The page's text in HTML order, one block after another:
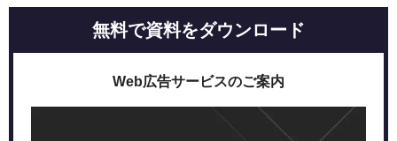
メリット③ カスタムオーディエンスが使える
メリット④ 先行者利益が得やすいフォーマット
デメリット＜１＞ 設定できない項目がある
設定できない項目の影響と対処法
デメリット＜３＞ toB商材との相性は良くない
無料で資料をダウンロード
Web広告サービスのご案内